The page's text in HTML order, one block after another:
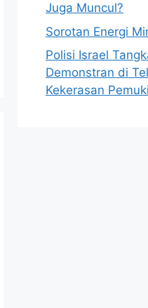
Juga Muncul?
Sorotan Energi
Polisi Israel
Demonstran di
Kekerasan